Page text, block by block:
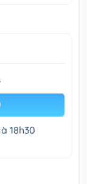
18h30